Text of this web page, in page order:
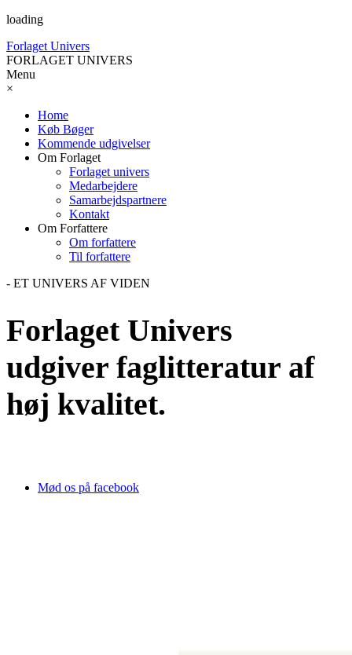
loading
Forlaget Univers
FORLAGET UNIVERS
Menu
×
Home
Køb Bøger
Kommende udgivelser
Om Forlaget
Forlaget univers
Medarbejdere
Samarbejdspartnere
Kontakt
Om Forfattere
Om forfattere
Til forfattere
- ET UNIVERS AF VIDEN
Forlaget Univers
udgiver faglitteratur af
høj kvalitet.
Mød os på facebook